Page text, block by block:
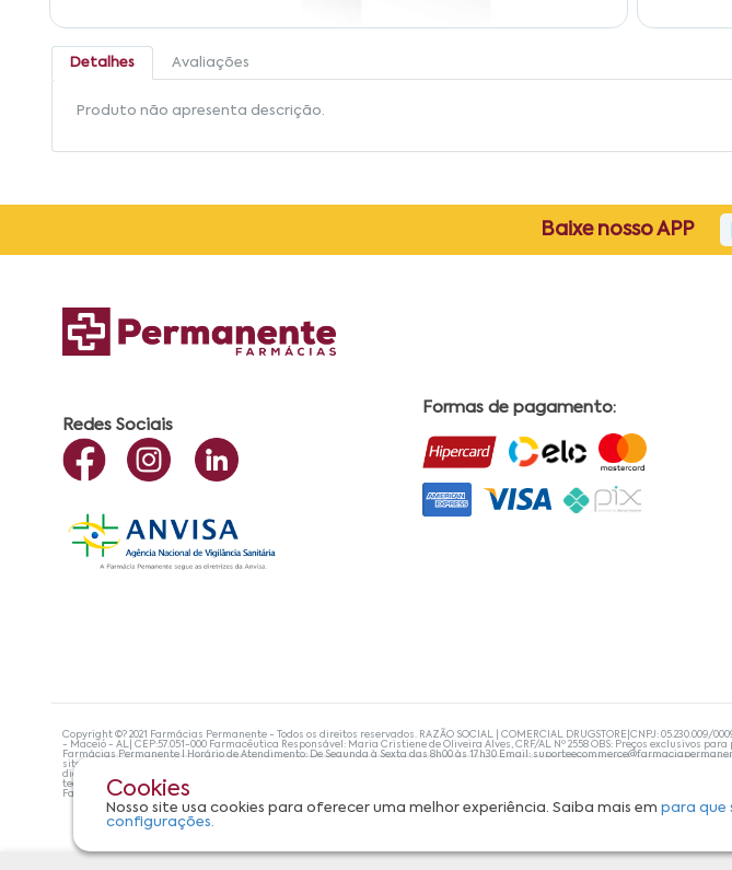
Detalhes Avaliações
Produto não apresenta descrição.
Cookies
Nosso site usa cookies para oferecer uma melhor experiência. Saiba mais empara que
configurações.
Baixe nosso APP
Redes Sociais
Formas de pagamento:
Copyright ©? 2021 Farmácias Permanente - Todos os direitos reservados. RAZÃO SOCIAL | COMERCIAL DRUGSTORE|CNPJ: 05.230.009/
- Maceió - AL| CEP:57.051-000 Farmacêutica Responsável: Maria Cristiene de Oliveira Alves, CRF/AL Nº 2558 OBS: Preços exclusivos
Farmácias Permanente | Horário de Atendimento: De Segunda à Sexta das 8h00 às 17h30 Email:
site não devem ser utilizadas para automedicação e, de forma alguma, substituem as orientações de um profissional da área médica.
diagnosticar problemas de saúde e prescrever o tratamento adequado. Se os sintomas persistirem, um médico deve ser consultado. A
tecnologias mais avançadas de proteção de dados, para que você possa realizar suas compras com tranquilidade. A privacidade e a
Farmácias Permanente. Todos os pedidos efetuados estão sujeitos à confirmação da disponibilidade de produto em nosso estoque.